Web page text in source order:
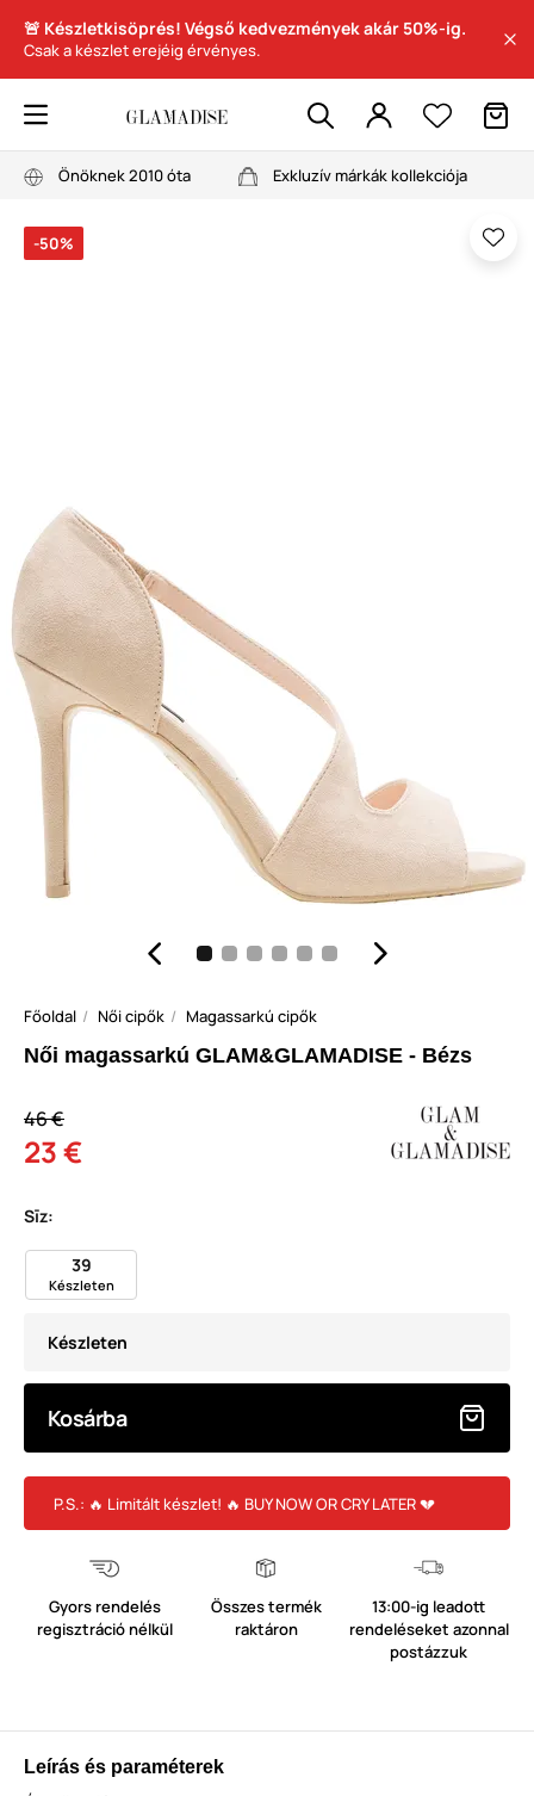
🚨 Készletkisöprés! Végső kedvezmények akár 50%-ig.
Csak a készlet erejéig érvényes.
Önöknek 2010 óta Exkluzív márkák kollekciója
-50%
Főoldal Női cipők Magassarkú cipők
Női magassarkú GLAM&GLAMADISE - Bézs
46 €
23 €
Sīz:
39
Készleten
Készleten
Kosárba
P.S.: 🔥 Limitált készlet! 🔥 BUY NOW OR CRY LATER 💔
Gyors rendelés
regisztráció nélkül
Összes termék
raktáron
13:00-ig leadott
rendeléseket azonnal
postázzuk
Leírás és paraméterek